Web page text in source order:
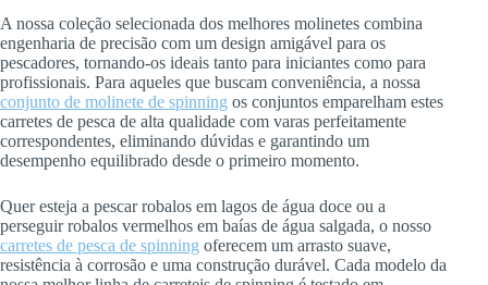
A nossa coleção selecionada dos melhores molinetes combina
engenharia de precisão com um design amigável para os
pescadores, tornando-os ideais tanto para iniciantes como para
profissionais. Para aqueles que buscam conveniência, a nossa
conjunto de molinete de spinning os conjuntos emparelham estes
carretes de pesca de alta qualidade com varas perfeitamente
correspondentes, eliminando dúvidas e garantindo um
desempenho equilibrado desde o primeiro momento.
Quer esteja a pescar robalos em lagos de água doce ou a
perseguir robalos vermelhos em baías de água salgada, o nosso
carretes de pesca de spinning oferecem um arrasto suave,
resistência à corrosão e uma construção durável. Cada modelo da